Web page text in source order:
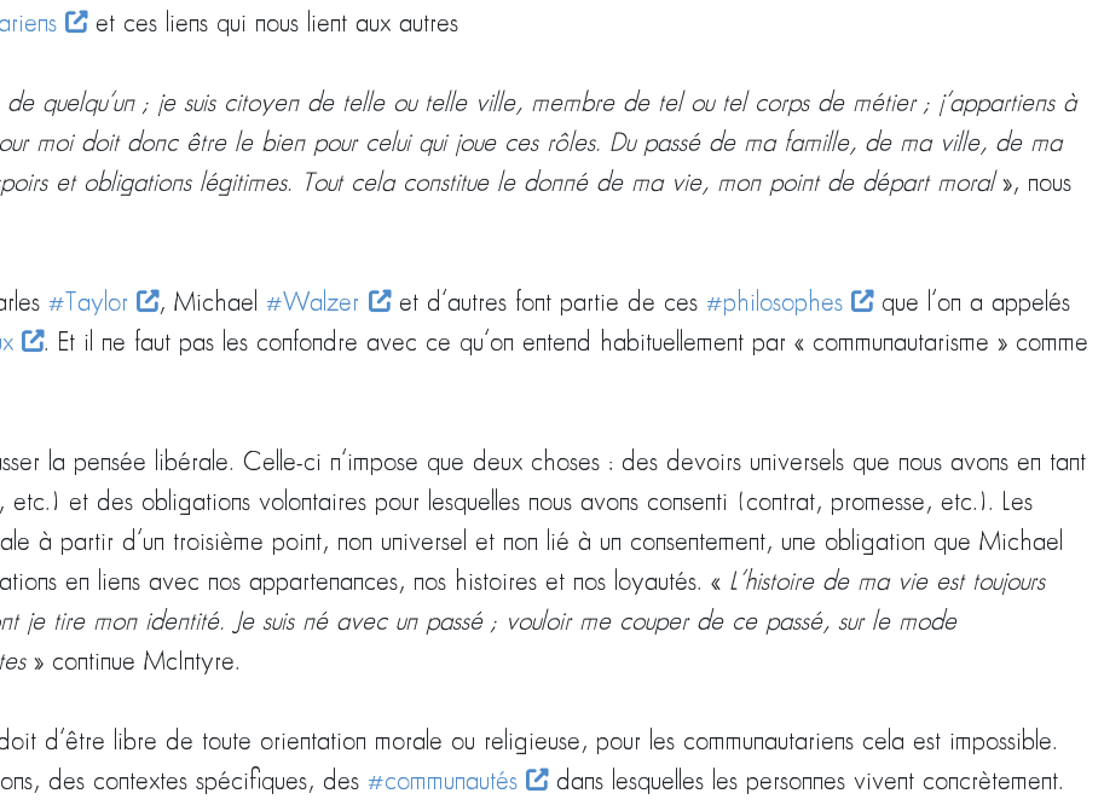
et ces liens qui nous lient aux autres
de quelqu’un ; je suis citoyen de telle ou telle ville, membre de tel ou tel corps de métier ; j’appartiens à
moi doit donc être le bien pour celui qui joue ces rôles. Du passé de ma famille, de ma ville, de ma
et obligations légitimes. Tout cela constitue le donné de ma vie, mon point de départ moral», nous
#Taylor , Michael#Walzer et d’autres font partie de ces #philosophes
que l’on a appelés
. Et il ne faut pas les confondre avec ce qu’on entend habituellement par « communautarisme » comme
la pensée libérale. Celle-ci n’impose que deux choses : des devoirs universels que nous avons en tant
et des obligations volontaires pour lesquelles nous avons consenti (contrat, promesse, etc.). Les
à partir d’un troisième point, non universel et non lié à un consentement, une obligation que Michael
en liens avec nos appartenances, nos histoires et nos loyautés. « L’histoire de ma vie est toujours
je tire mon identité. Je suis né avec un passé ; vouloir me couper de ce passé, sur le mode
» continue McIntyre.
d’être libre de toute orientation morale ou religieuse, pour les communautariens cela est impossible.
des contextes spécifiques, des #communautés dans lesquelles les personnes vivent concrètement.